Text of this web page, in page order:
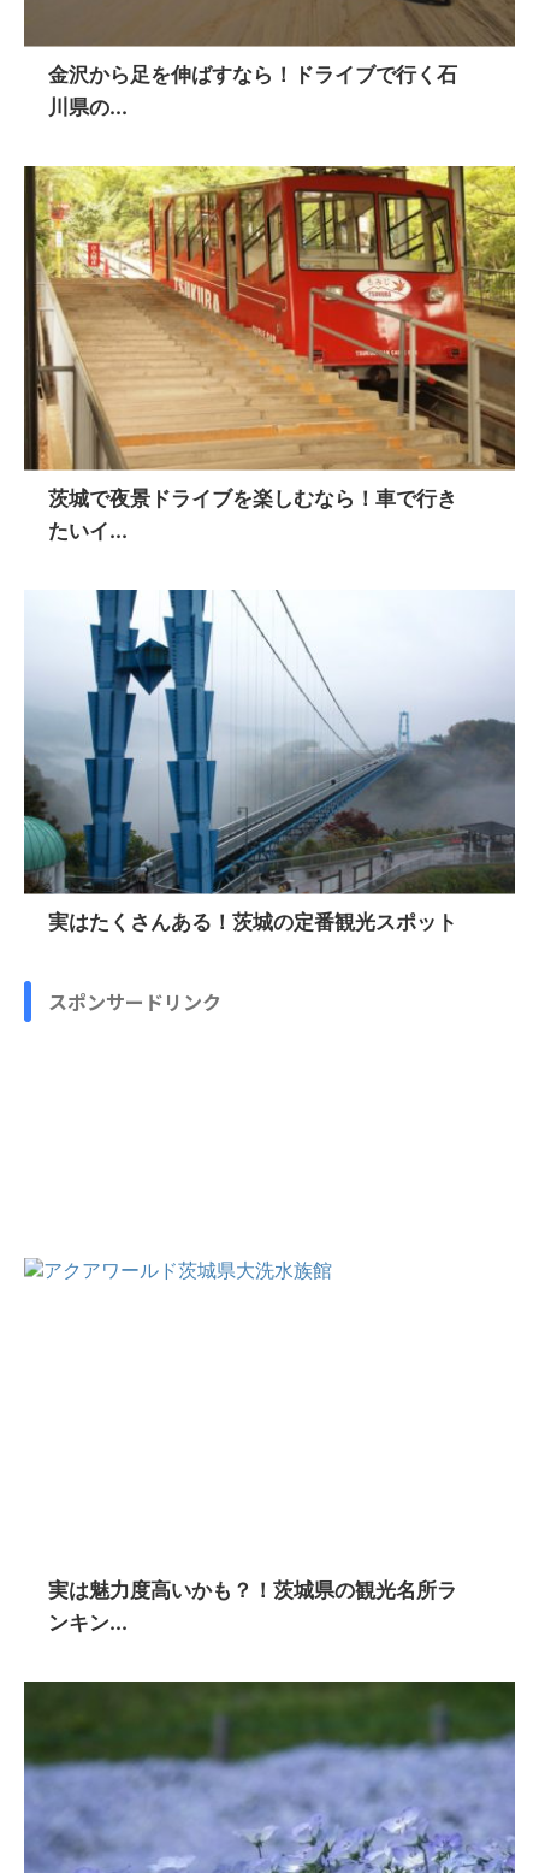
金沢から足を伸ばすなら！ドライブで行く石
川県の...
茨城で夜景ドライブを楽しむなら！車で行き
たいイ...
実はたくさんある！茨城の定番観光スポット
スポンサードリンク
実は魅力度高いかも？！茨城県の観光名所ラ
ンキン...